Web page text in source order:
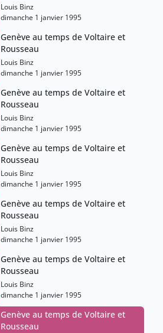
Louis Binz
dimanche 1 janvier 1995
Genève au temps de Voltaire et
Rousseau
Louis Binz
dimanche 1 janvier 1995
Genève au temps de Voltaire et
Rousseau
Louis Binz
dimanche 1 janvier 1995
Genève au temps de Voltaire et
Rousseau
Louis Binz
dimanche 1 janvier 1995
Genève au temps de Voltaire et
Rousseau
Louis Binz
dimanche 1 janvier 1995
Genève au temps de Voltaire et
Rousseau
Louis Binz
dimanche 1 janvier 1995
Genève au temps de Voltaire et
Rousseau